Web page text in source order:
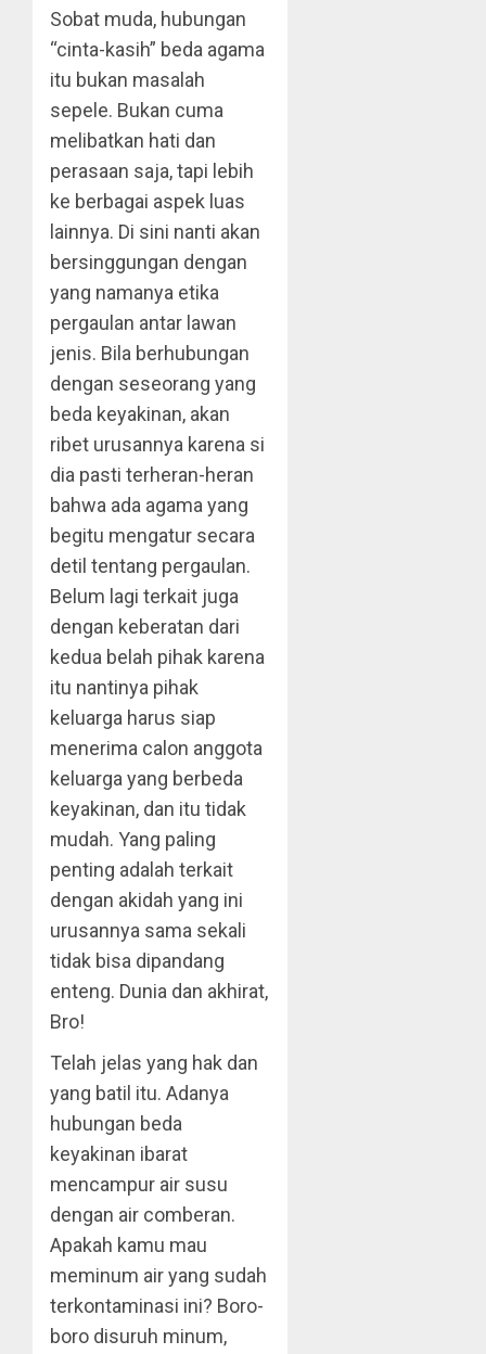
Sobat muda, hubungan
“cinta-kasih” beda agama
itu bukan masalah
sepele. Bukan cuma
melibatkan hati dan
perasaan saja, tapi lebih
ke berbagai aspek luas
lainnya. Di sini nanti akan
bersinggungan dengan
yang namanya etika
pergaulan antar lawan
jenis. Bila berhubungan
dengan seseorang yang
beda keyakinan, akan
ribet urusannya karena si
dia pasti terheran-heran
bahwa ada agama yang
begitu mengatur secara
detil tentang pergaulan.
Belum lagi terkait juga
dengan keberatan dari
kedua belah pihak karena
itu nantinya pihak
keluarga harus siap
menerima calon anggota
keluarga yang berbeda
keyakinan, dan itu tidak
mudah. Yang paling
penting adalah terkait
dengan akidah yang ini
urusannya sama sekali
tidak bisa dipandang
enteng. Dunia dan akhirat,
Bro!
Telah jelas yang hak dan
yang batil itu. Adanya
hubungan beda
keyakinan ibarat
mencampur air susu
dengan air comberan.
Apakah kamu mau
meminum air yang sudah
terkontaminasi ini? Boro-
boro disuruh minum,